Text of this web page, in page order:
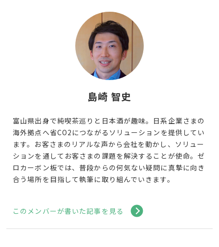
島崎 智史
富山県出身で純喫茶巡りと日本酒が趣味。日系企業さまの
海外拠点へ省CO2につながるソリューションを提供してい
ます。お客さまのリアルな声から会社を動かし、ソリュー
ションを通してお客さまの課題を解決することが使命。ゼ
ロカーボン板では、普段からの何気ない疑問に真摯に向き
合う場所を目指して執筆に取り組んでいきます。
このメンバーが書いた記事を見る